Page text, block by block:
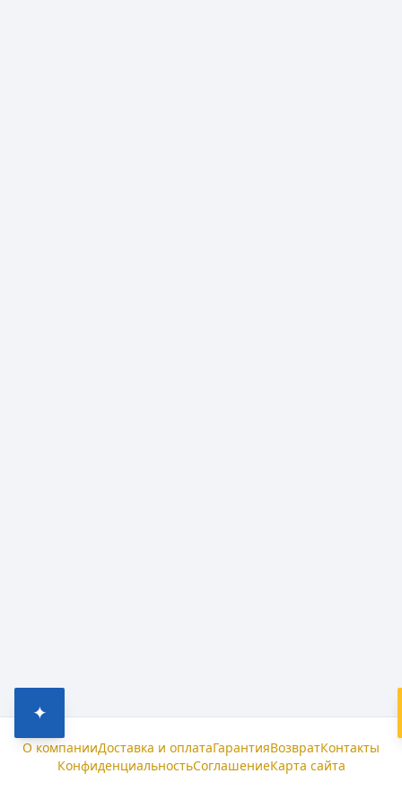
✦
О компанииДоставка и оплатаГарантияВозвратКонтакты
КонфиденциальностьСоглашениеКарта сайта